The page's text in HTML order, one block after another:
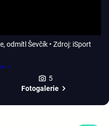
odmítl Ševčík • Zdroj: iSport
5
Fotogalerie